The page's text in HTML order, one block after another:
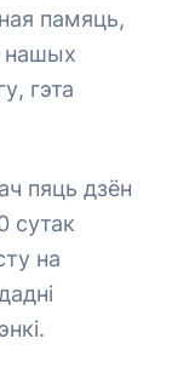
памяць,
нашых
гэта
пяць дзён
сутак
на